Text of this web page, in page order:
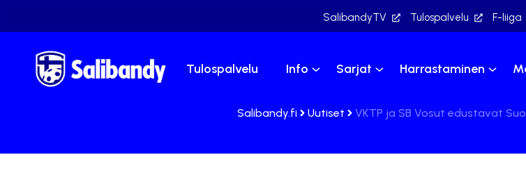
SalibandyTV Tulospalvelu F-liiga
Tulospalvelu Info Sarjat Harrastaminen
Salibandy.fi Uutiset VKTP ja SB Vosut edustavat